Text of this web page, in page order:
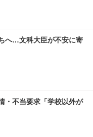
へ…文科大臣が不安に寄
・不当要求「学校以外が